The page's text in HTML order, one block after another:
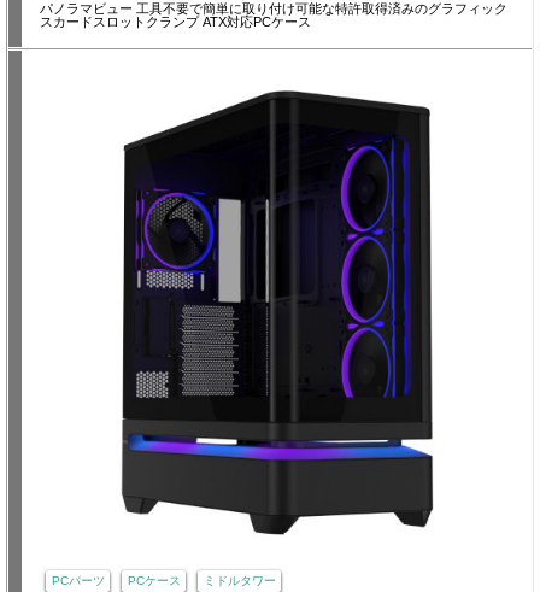
パノラマビュー 工具不要で簡単に取り付け可能な特許取得済みのグラフィック
スカードスロットクランプ ATX対応PCケース
PCパーツ PCケース ミドルタワー